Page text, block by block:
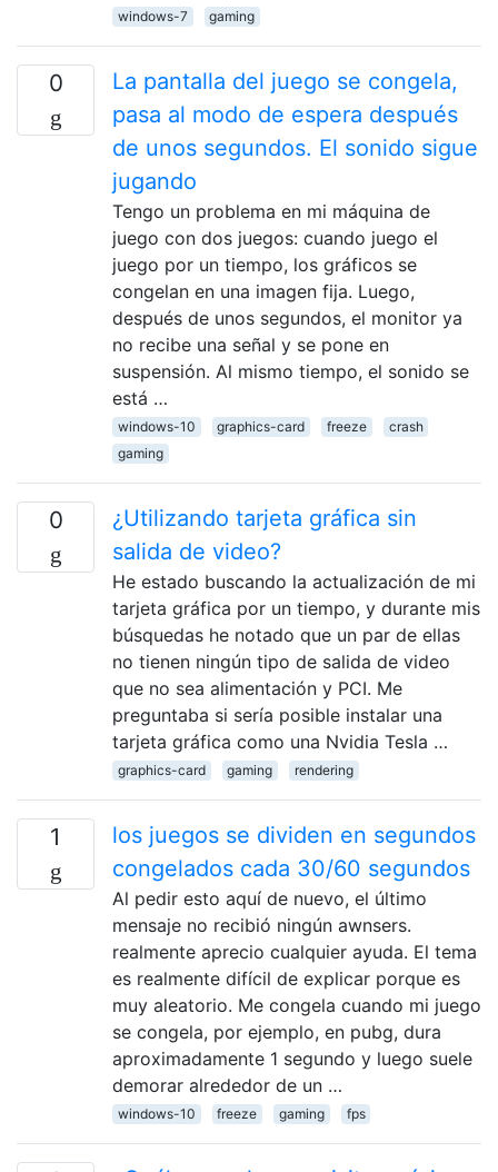
windows-7 gaming
0
La pantalla del juego se congela,
pasa al modo de espera después
de unos segundos. El sonido sigue
jugando
Tengo un problema en mi máquina de
juego con dos juegos: cuando juego el
juego por un tiempo, los gráficos se
congelan en una imagen fija. Luego,
después de unos segundos, el monitor ya
no recibe una señal y se pone en
suspensión. Al mismo tiempo, el sonido se
está …
windows-10 graphics-card freeze
crash
gaming
0
¿Utilizando tarjeta gráfica sin
salida de video?
He estado buscando la actualización de mi
tarjeta gráfica por un tiempo, y durante mis
búsquedas he notado que un par de ellas
no tienen ningún tipo de salida de video
que no sea alimentación y PCI. Me
preguntaba si sería posible instalar una
tarjeta gráfica como una Nvidia Tesla …
graphics-card gaming rendering
1
los juegos se dividen en segundos
congelados cada 30/60 segundos
Al pedir esto aquí de nuevo, el último
mensaje no recibió ningún awnsers.
realmente aprecio cualquier ayuda. El tema
es realmente difícil de explicar porque es
muy aleatorio. Me congela cuando mi juego
se congela, por ejemplo, en pubg, dura
aproximadamente 1 segundo y luego suele
demorar alrededor de un …
windows-10 freeze gaming fps